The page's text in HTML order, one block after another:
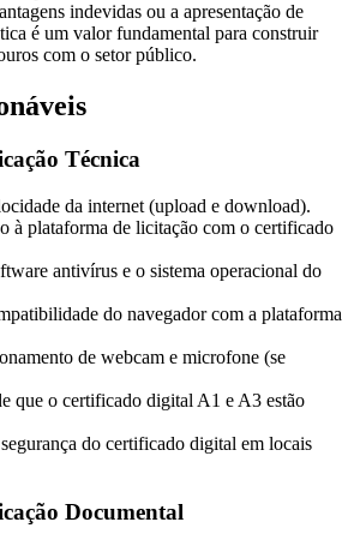
indevidas ou a apresentação de
é um valor fundamental para construir
com o setor público.
Técnica
da internet (upload e download).
à plataforma de licitação com o certificado
antivírus e o sistema operacional do
do navegador com a plataforma
de webcam e microfone (se
que o certificado digital A1 e A3 estão
do certificado digital em locais
Documental